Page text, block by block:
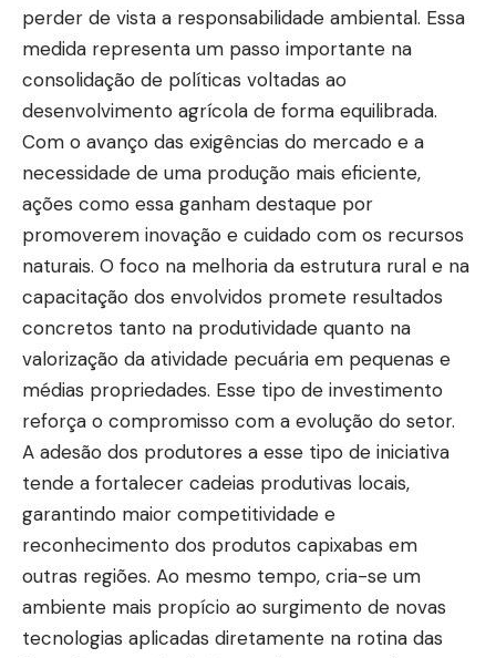
perder de vista a responsabilidade ambiental. Essa
medida representa um passo importante na
consolidação de políticas voltadas ao
desenvolvimento agrícola de forma equilibrada.
Com o avanço das exigências do mercado e a
necessidade de uma produção mais eficiente,
ações como essa ganham destaque por
promoverem inovação e cuidado com os recursos
naturais. O foco na melhoria da estrutura rural e na
capacitação dos envolvidos promete resultados
concretos tanto na produtividade quanto na
valorização da atividade pecuária em pequenas e
médias propriedades. Esse tipo de investimento
reforça o compromisso com a evolução do setor.
A adesão dos produtores a esse tipo de iniciativa
tende a fortalecer cadeias produtivas locais,
garantindo maior competitividade e
reconhecimento dos produtos capixabas em
outras regiões. Ao mesmo tempo, cria-se um
ambiente mais propício ao surgimento de novas
tecnologias aplicadas diretamente na rotina das